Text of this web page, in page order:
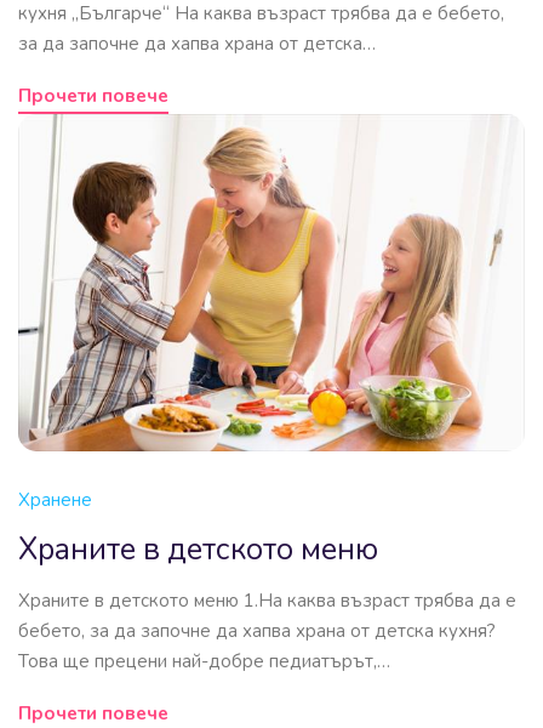
кухня „Българче“ На каква възраст трябва да е бебето,
за да започне да хапва храна от детска…
Прочети повече
Хранене
Храните в детското меню
Храните в детското меню 1.На каква възраст трябва да е
бебето, за да започне да хапва храна от детска кухня?
Това ще прецени най-добре педиатърът,…
Прочети повече